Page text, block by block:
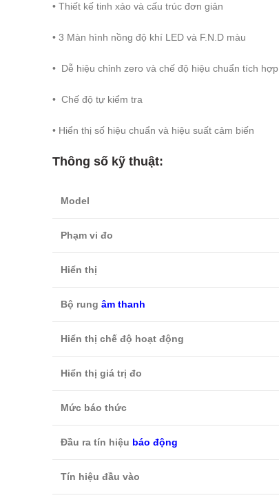
• Thiết kế tinh xảo và cấu trúc đơn giản
• 3 Màn hình nồng độ khí LED và F.N.D màu
• Dễ hiệu chỉnh zero và chế độ hiệu chuẩn tích hợp
• Chế độ tự kiểm tra
• Hiển thị số hiệu chuẩn và hiệu suất cảm biến
Thông số kỹ thuật:
Model
Phạm vi đo
Hiển thị
Bộ rung âm thanh
Hiển thị chế độ hoạt động
Hiển thị giá trị đo
Mức báo thức
Đầu ra tín hiệu báo động
Tín hiệu đầu vào